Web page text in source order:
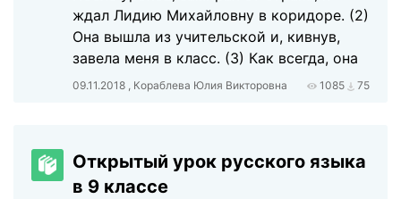
ждал Лидию Михайловну в коридоре. (2)
Она вышла из учительской и, кивнув,
завела меня в класс. (3) Как всегда, она
09.11.2018 , Кораблева Юлия Викторовна 1085 75
Открытый урок русского языка
в 9 классе